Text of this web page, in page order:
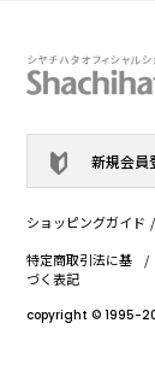
新規会員
ショッピングガイド
特定商取引法に基
づく表記
copyright © 1995-